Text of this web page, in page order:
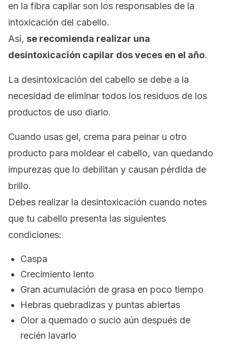
en la fibra capilar son los responsables de la
intoxicación del cabello.
Así, se recomienda realizar una
desintoxicación capilar dos veces en el año.
La desintoxicación del cabello se debe a la
necesidad de eliminar todos los residuos de los
productos de uso diario.
Cuando usas gel, crema para peinar u otro
producto para moldear el cabello, van quedando
impurezas que lo debilitan y causan pérdida de
brillo.
Debes realizar la desintoxicación cuando notes
que tu cabello presenta las siguientes
condiciones:
Caspa
Crecimiento lento
Gran acumulación de grasa en poco tiempo
Hebras quebradizas y puntas abiertas
Olor a quemado o sucio aún después de
recién lavarlo